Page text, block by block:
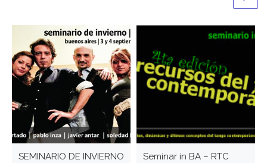
SEMINARIO DE INVIERNO
Seminar in BA – RTC